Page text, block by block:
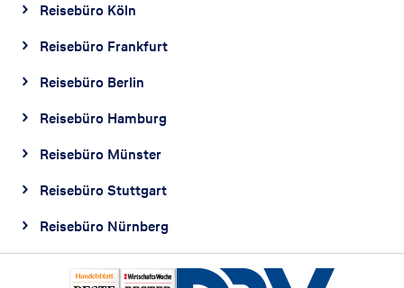
Reisebüro Köln
Reisebüro Frankfurt
Reisebüro Berlin
Reisebüro Hamburg
Reisebüro Münster
Reisebüro Stuttgart
Reisebüro Nürnberg